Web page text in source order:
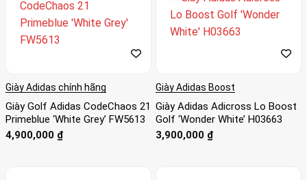
Giày Adidas chính hãng
Giày Golf Adidas CodeChaos 21
Primeblue ‘White Grey’ FW5613
4,900,000 ₫
Giày Adidas Boost
Giày Adidas Adicross Lo Boost
Golf ‘Wonder White’ H03663
3,900,000 ₫